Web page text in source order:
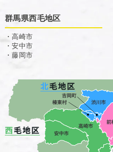
群馬県西毛地区
・高崎市
・安中市
・藤岡市